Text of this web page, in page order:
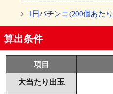
1円パチンコ(200個あた
算出条件
項目
大当たり出玉